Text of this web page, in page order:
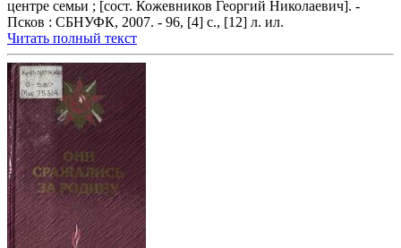
центре семьи ; [сост. Кожевников Георгий Николаевич]. -
Псков : СБНУФК, 2007. - 96, [4] с., [12] л. ил.
Читать полный текст